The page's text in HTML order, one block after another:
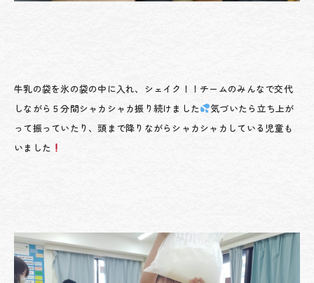
牛乳の袋を氷の袋の中に入れ、シェイク！！チームのみんなで交代
しながら５分間シャカシャカ振り続けました
気づいたら立ち上が
って振っていたり、頭まで降りながらシャカシャカしている児童も
いました